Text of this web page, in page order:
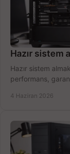
Hazır sistem
Hazır sistem
performans,
4 Haziran 2026